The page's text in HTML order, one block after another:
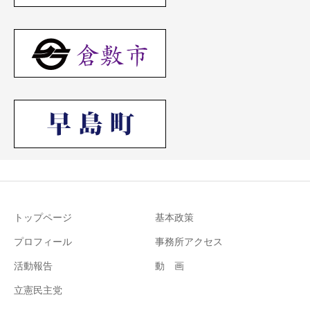
トップページ
基本政策
プロフィール
事務所アクセス
活動報告
動 画
立憲民主党